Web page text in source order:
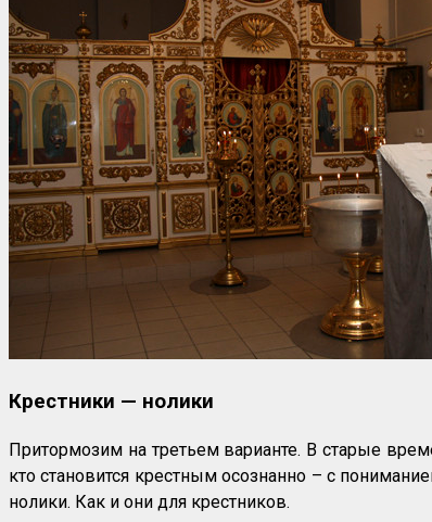
Крестники — нолики
Притормозим на третьем варианте. В старые
кто становится крестным осознанно – с
нолики. Как и они для крестников.